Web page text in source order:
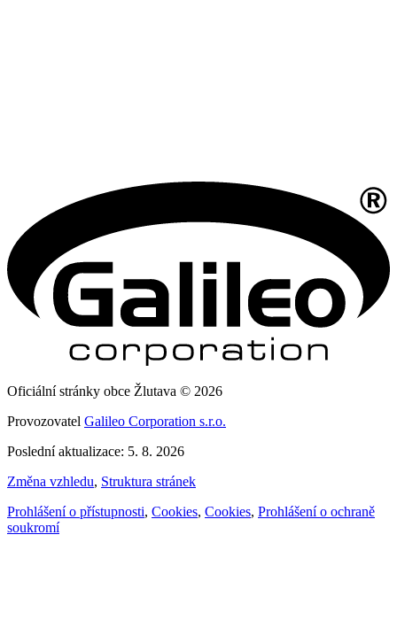
Oficiální stránky obce Žlutava © 2026
Provozovatel Galileo Corporation s.r.o.
Poslední aktualizace: 5. 8. 2026
Změna vzhledu, Struktura stránek
Prohlášení o přístupnosti, Cookies, Cookies, Prohlášení o ochraně
soukromí